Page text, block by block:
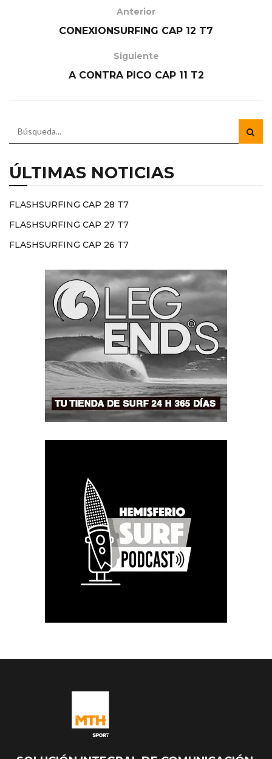
Anterior
CONEXIONSURFING CAP 12 T7
Siguiente
A CONTRA PICO CAP 11 T2
ÚLTIMAS NOTICIAS
FLASHSURFING CAP 28 T7
FLASHSURFING CAP 27 T7
FLASHSURFING CAP 26 T7